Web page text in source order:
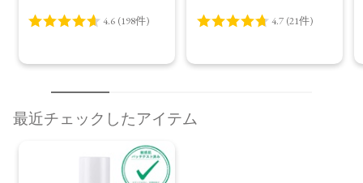
最近チェックしたアイテム